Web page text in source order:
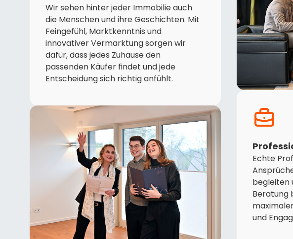
Wir sehen hinter jeder Immobilie auch
die Menschen und ihre Geschichten. Mit
Feingefühl, Marktkenntnis und
innovativer Vermarktung sorgen wir
dafür, dass jedes Zuhause den
passenden Käufer findet und jede
Entscheidung sich richtig anfühlt.
Echte
begleiten
Beratung
und